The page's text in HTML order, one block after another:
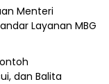
Menteri
Layanan MBG
dan Balita